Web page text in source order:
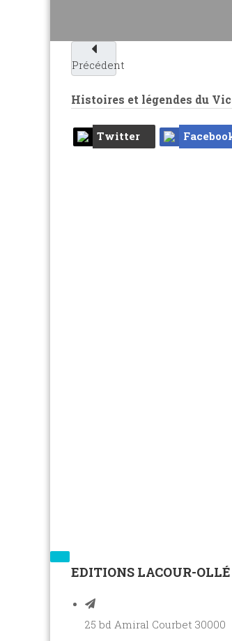
Précédent
Histoires et légendes du
Twitter
EDITIONS LACOUR-OLLÉ
25 bd Amiral Courbet 30000